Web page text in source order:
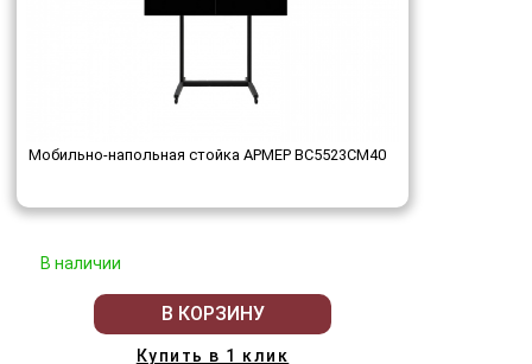
Мобильно-напольная стойка АРМЕР ВС5523СМ40
В наличии
В КОРЗИНУ
Купить в 1 клик